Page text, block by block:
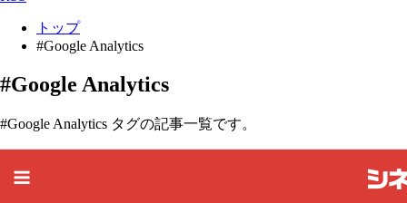
トップ
#Google Analytics
#Google Analytics
#Google Analytics タグの記事一覧です。